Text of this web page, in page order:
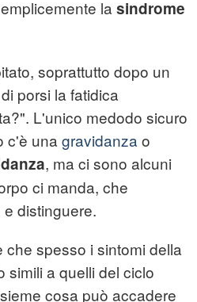
la sindrome
soprattutto dopo un
porsi la fatidica
L'unico medodo sicuro
c'è una gravidanza o
, ma ci sono alcuni
ci manda, che
distinguere.
spesso i sintomi della
simili a quelli del ciclo
cosa può accadere